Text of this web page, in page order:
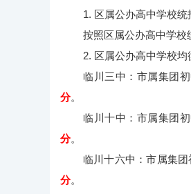
1. 区属公办高中学校
按照区属公办高中学校
2. 区属公办高中学校
临川三中：市属集团
分。
临川十中：市属集团
分。
临川十六中：市属集
分。